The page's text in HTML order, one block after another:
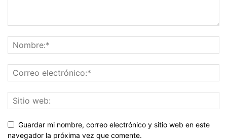
Guardar mi nombre, correo electrónico y sitio web en este
navegador la próxima vez que comente.